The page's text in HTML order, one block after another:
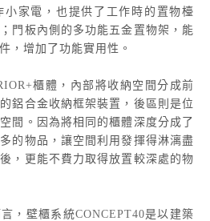
家電，也提供了工作時的置物檯
門板內側的多功能五金置物架，能
，增加了功能實用性。
櫃體，內部將收納空間分成前
鋁合金收納框架裝置，後區則是位
間。因為將相同的櫃體深度分成了
的物品，讓空間利用發揮得淋漓盡
，更能不費力取得放置較深處的物
，壁櫃系統CONCEPT40是以建築